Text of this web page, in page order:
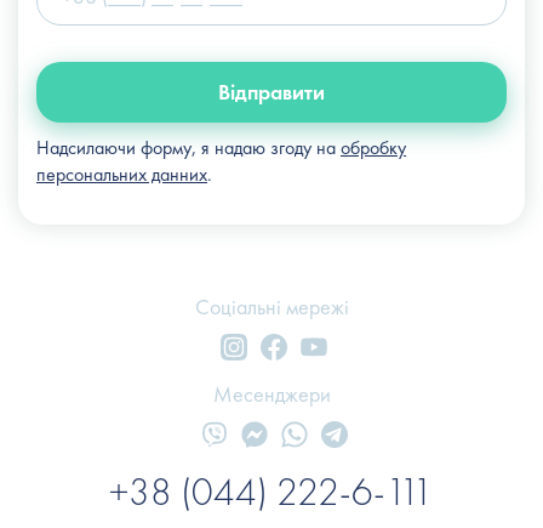
Відправити
Надсилаючи форму, я надаю згоду наобробку
персональних данних.
Соціальні мережі
+38 (044) 222-6-111
Месенджери